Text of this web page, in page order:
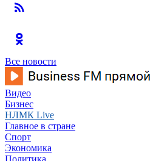
Все новости
Видео
Бизнес
НЛМК Live
Главное в стране
Спорт
Экономика
Политика